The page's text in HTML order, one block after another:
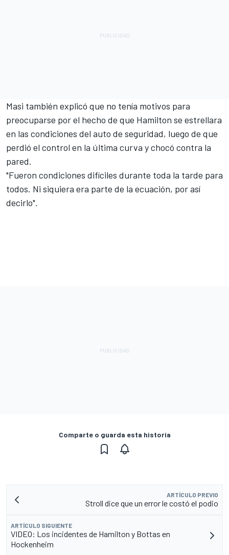
Masi también explicó que no tenía motivos para
preocuparse por el hecho de que Hamilton se estrellara
en las condiciones del auto de seguridad, luego de que
perdió el control en la última curva y chocó contra la
pared.
"Fueron condiciones difíciles durante toda la tarde para
todos. Ni siquiera era parte de la ecuación, por así
decirlo".
Comparte o guarda esta historia
ARTÍCULO PREVIO
Stroll dice que un error le costó el podio
ARTÍCULO SIGUIENTE
VIDEO: Los incidentes de Hamilton y Bottas en
Hockenheim